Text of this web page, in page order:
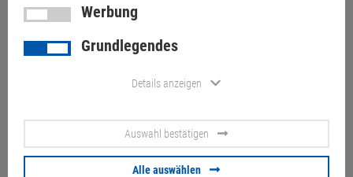
Displaybruch! HP 15-fd0356ng
i5 1334U 16GB 1TB NVMe
(Akku 80%)
259,00 €
Werbung
Grundlegendes
Details anzeigen
Auswahl bestätigen
Alle auswählen